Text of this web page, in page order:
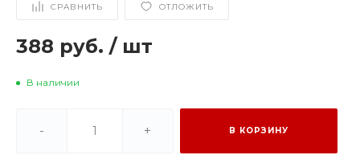
СРАВНИТЬ ОТЛОЖИТЬ
388 руб. / шт
В наличии
- + В КОРЗИНУ